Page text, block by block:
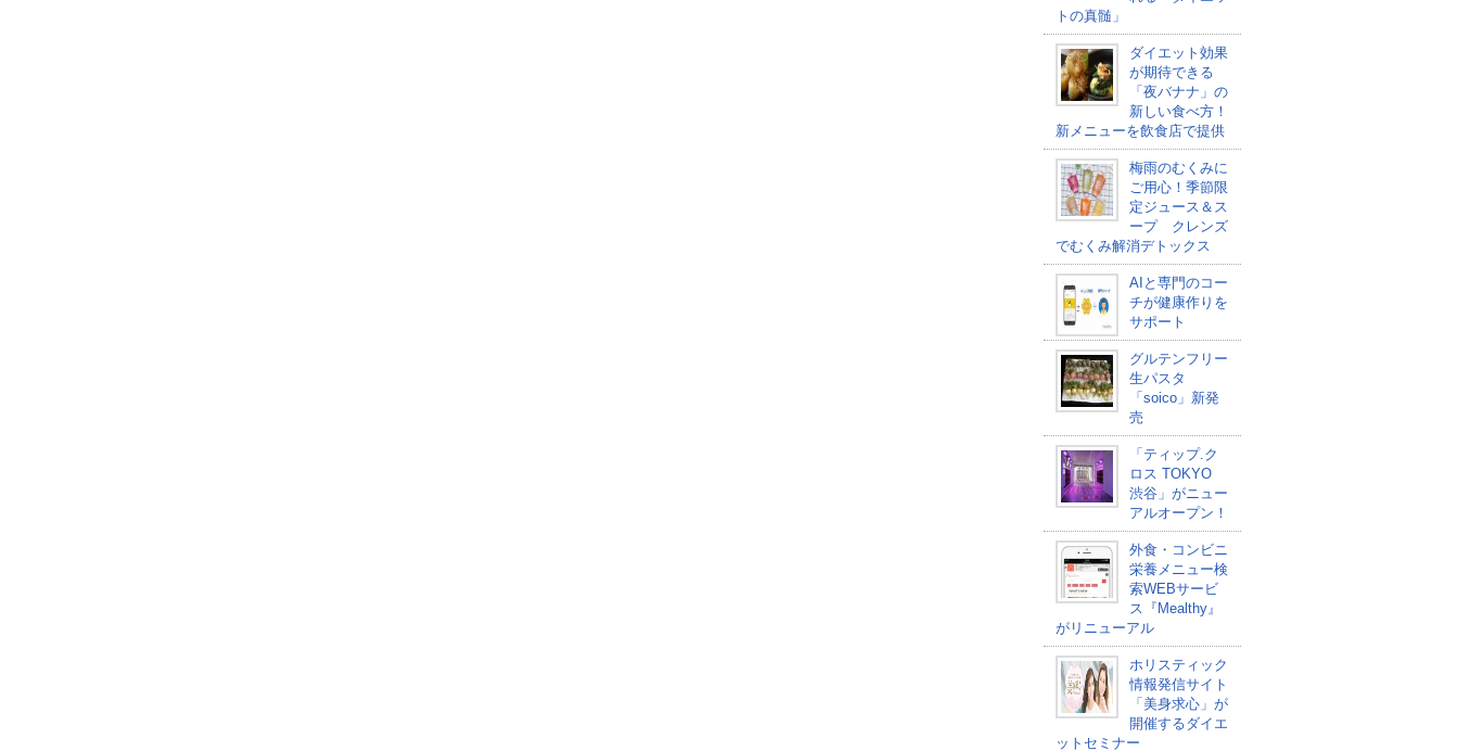
トの真髄」
ダイエット効果
が期待できる
「夜バナナ」の
新しい食べ方！
新メニューを飲食店で提供
梅雨のむくみに
ご用心！季節限
定ジュース＆ス
ープ クレンズ
でむくみ解消デトックス
AIと専門のコー
チが健康作りを
サポート
グルテンフリー
生パスタ
「soico」新発
売
「ティップ.ク
ロス TOKYO
渋谷」がニュー
アルオープン！
外食・コンビニ
栄養メニュー検
索WEBサービ
ス『Mealthy』
がリニューアル
ホリスティック
情報発信サイト
「美身求心」が
開催するダイエ
ットセミナー